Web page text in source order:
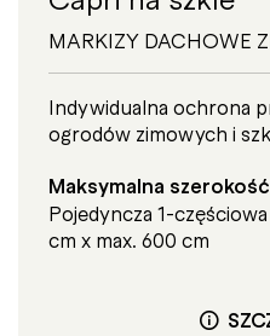
MARKIZY DACHOWE
Indywidualna ochrona
ogrodów zimowych i
Maksymalna
Pojedyncza 1-
cm x max. 600 cm